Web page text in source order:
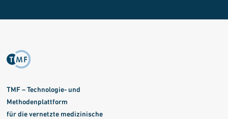
TMF – Technologie- und
Methodenplattform
für die vernetzte medizinische